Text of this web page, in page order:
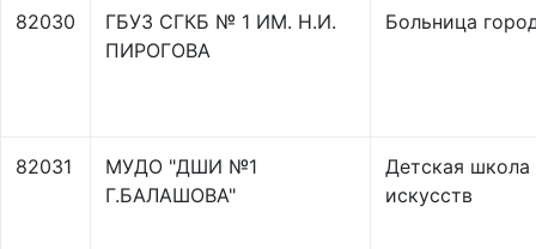
82030
ГБУЗ СГКБ № 1 ИМ. Н.И.
ПИРОГОВА
Больница
82031
МУДО "ДШИ №1
Г.БАЛАШОВА"
Детская школа
искусств